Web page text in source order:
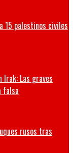
15 palestinos civiles
Irak: Las graves
falsa
rusos tras